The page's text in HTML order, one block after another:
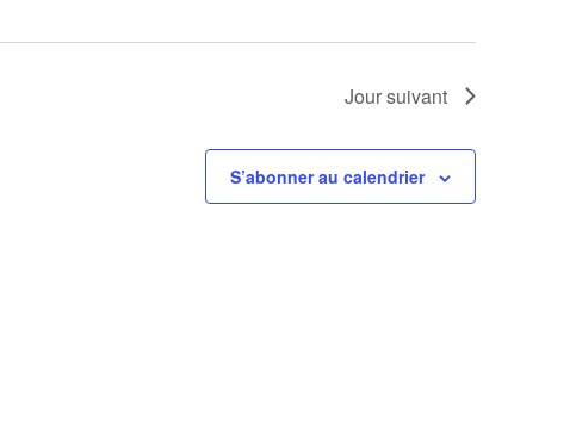
Jour suivant
S’abonner au calendrier